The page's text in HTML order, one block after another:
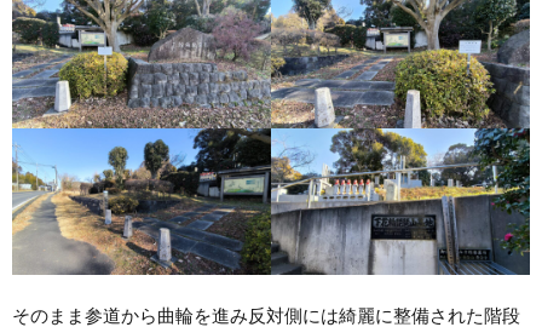
そのまま参道から曲輪を進み反対側には綺麗に整備された階段